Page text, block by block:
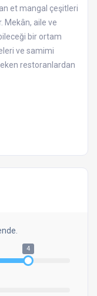
et mangal çeşitleri
Mekân, aile ve
bir ortam
ve samimi
restoranlardan
4